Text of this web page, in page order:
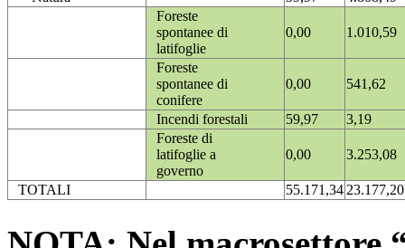
Foreste
spontanee di
latifoglie
0,00 1.010,59
Foreste
spontanee di
conifere
0,00 541,62
Incendi forestali 59,97
3,19
Foreste di
latifoglie a
governo
0,00 3.253,08
TOTALI 55.171,3423.177,20